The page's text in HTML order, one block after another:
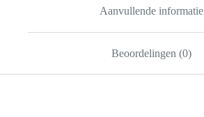
Aanvullende informatie
Beoordelingen (0)